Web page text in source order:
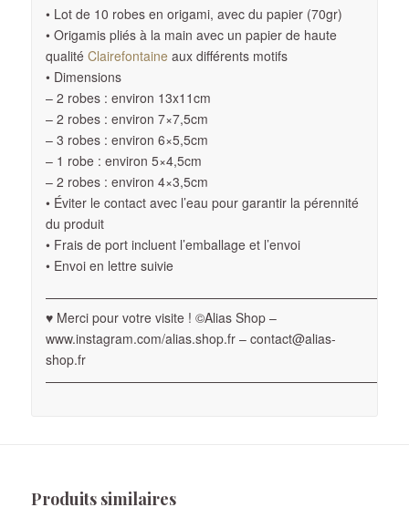
• Lot de 10 robes en origami, avec du papier (70gr)
• Origamis pliés à la main avec un papier de haute
qualité Clairefontaine aux différents motifs
• Dimensions
– 2 robes : environ 13x11cm
– 2 robes : environ 7×7,5cm
– 3 robes : environ 6×5,5cm
– 1 robe : environ 5×4,5cm
– 2 robes : environ 4×3,5cm
• Éviter le contact avec l’eau pour garantir la pérennité
du produit
• Frais de port incluent l’emballage et l’envoi
• Envoi en lettre suivie
♥ Merci pour votre visite ! ©Alias Shop –
www.instagram.com/alias.shop.fr – contact@alias-
shop.fr
Produits similaires